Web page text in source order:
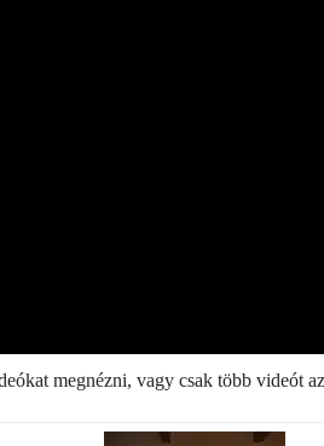
megnézni, vagy csak több videót